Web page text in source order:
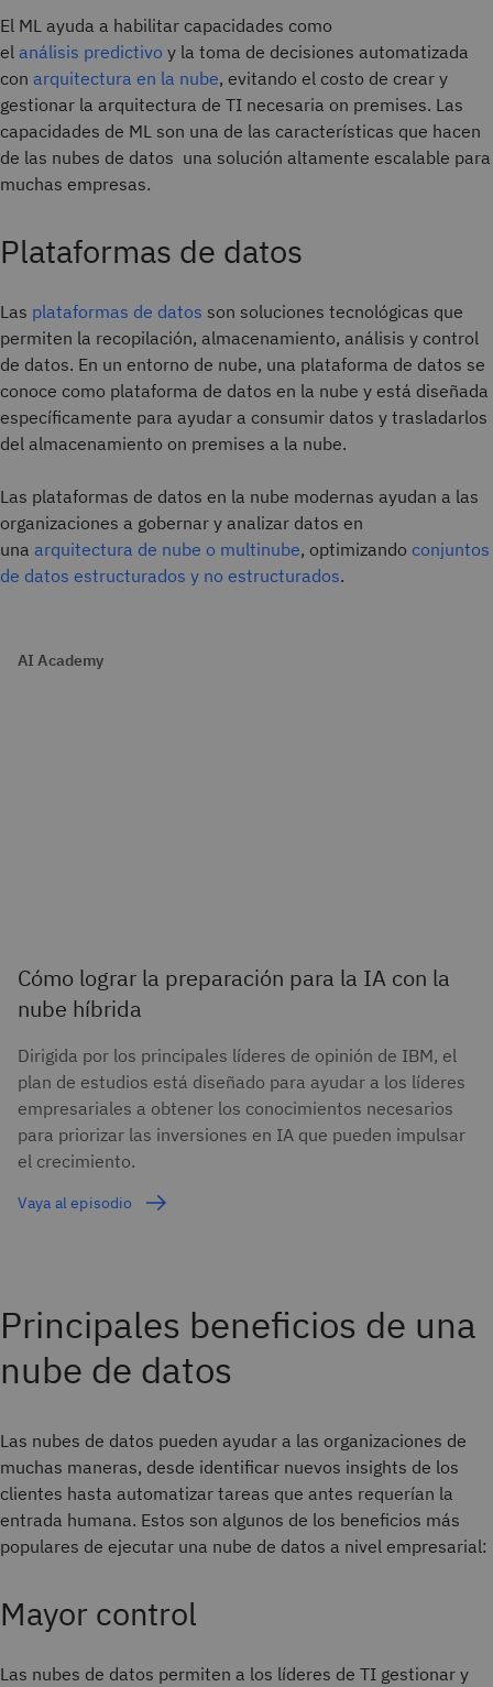
El ML ayuda a habilitar capacidades como
el análisis predictivo y la toma de decisiones automatizada
con arquitectura en la nube, evitando el costo de crear y
gestionar la arquitectura de TI necesaria on premises. Las
capacidades de ML son una de las características que hacen
de las nubes de datos una solución altamente escalable para
muchas empresas.
Plataformas de datos
Las plataformas de datos son soluciones tecnológicas que
permiten la recopilación, almacenamiento, análisis y control
de datos. En un entorno de nube, una plataforma de datos se
conoce como plataforma de datos en la nube y está diseñada
específicamente para ayudar a consumir datos y trasladarlos
del almacenamiento on premises a la nube.
Las plataformas de datos en la nube modernas ayudan a las
organizaciones a gobernar y analizar datos en
una arquitectura de nube o multinube, optimizando conjuntos
de datos estructurados y no estructurados.
AI Academy
Cómo lograr la preparación para la IA con la
nube híbrida
Dirigida por los principales líderes de opinión de IBM, el
plan de estudios está diseñado para ayudar a los líderes
empresariales a obtener los conocimientos necesarios
para priorizar las inversiones en IA que pueden impulsar
el crecimiento.
Vaya al episodio
Principales beneficios de una
nube de datos
Las nubes de datos pueden ayudar a las organizaciones de
muchas maneras, desde identificar nuevos insights de los
clientes hasta automatizar tareas que antes requerían la
entrada humana. Estos son algunos de los beneficios más
populares de ejecutar una nube de datos a nivel empresarial:
Mayor control
Las nubes de datos permiten a los líderes de TI gestionar y